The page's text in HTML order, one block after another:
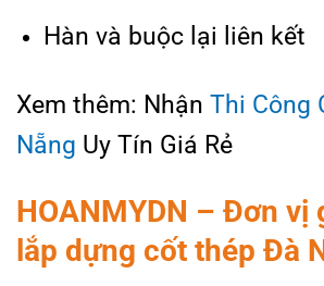
Hàn và buộc lại liên kết
Xem thêm: Nhận Thi Công
Nẵng Uy Tín Giá Rẻ
HOANMYDN – Đơn vị
lắp dựng cốt thép Đà